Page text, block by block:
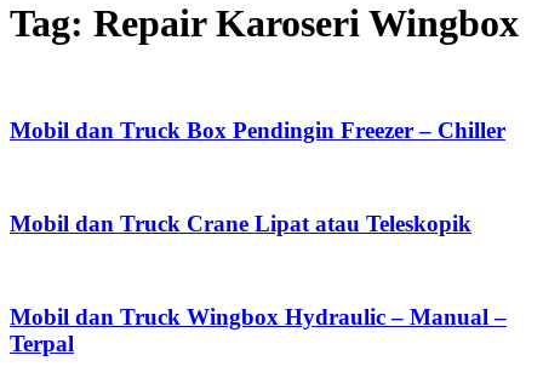
Tag: Repair Karoseri Wingbox
Mobil dan Truck Box Pendingin Freezer – Chiller
Mobil dan Truck Crane Lipat atau Teleskopik
Mobil dan Truck Wingbox Hydraulic – Manual –
Terpal